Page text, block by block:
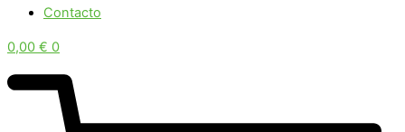
Contacto
0,00 € 0